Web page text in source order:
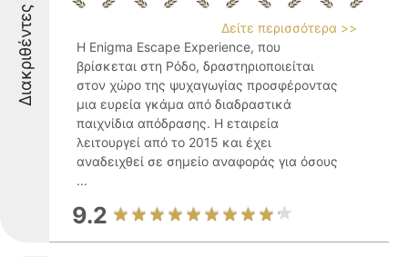
Διακριθέντες
Δείτε περισσότερα >>
Η Enigma Escape Experience, που
βρίσκεται στη Ρόδο, δραστηριοποιείται
στον χώρο της ψυχαγωγίας προσφέροντας
μια ευρεία γκάμα από διαδραστικά
παιχνίδια απόδρασης. Η εταιρεία
λειτουργεί από το 2015 και έχει
αναδειχθεί σε σημείο αναφοράς για όσους
...
9.2